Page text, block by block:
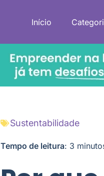
Início
Sustentabilidade
Tempo de leitura: 3